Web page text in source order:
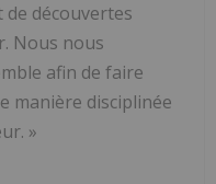
découvertes
Nous nous
afin de faire
manière disciplinée
»